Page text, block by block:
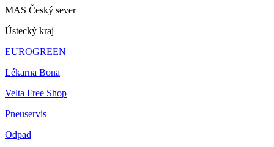
MAS Český sever
Ústecký kraj
EUROGREEN
Lékarna Bona
Velta Free Shop
Pneuservis
Odpad